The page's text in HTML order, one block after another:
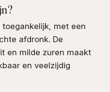
met een
afdronk. De
en milde zuren maakt
en veelzijdig